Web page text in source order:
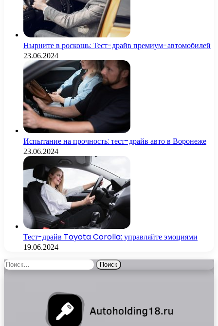
Нырните в роскошь: Тест-драйв премиум-автомобилей
23.06.2024
Испытание на прочность: тест-драйв авто в Воронеже
23.06.2024
Тест-драйв Toyota Corolla: управляйте эмоциями
19.06.2024
Найти: